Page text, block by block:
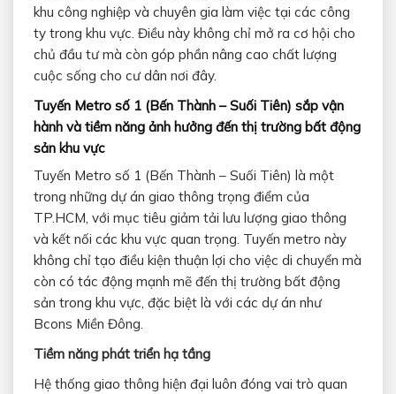
khu công nghiệp và chuyên gia làm việc tại các công
ty trong khu vực. Điều này không chỉ mở ra cơ hội cho
chủ đầu tư mà còn góp phần nâng cao chất lượng
cuộc sống cho cư dân nơi đây.
Tuyến Metro số 1 (Bến Thành – Suối Tiên) sắp vận
hành và tiềm năng ảnh hưởng đến thị trường bất động
sản khu vực
Tuyến Metro số 1 (Bến Thành – Suối Tiên) là một
trong những dự án giao thông trọng điểm của
TP.HCM, với mục tiêu giảm tải lưu lượng giao thông
và kết nối các khu vực quan trọng. Tuyến metro này
không chỉ tạo điều kiện thuận lợi cho việc di chuyển mà
còn có tác động mạnh mẽ đến thị trường bất động
sản trong khu vực, đặc biệt là với các dự án như
Bcons Miền Đông.
Tiềm năng phát triển hạ tầng
Hệ thống giao thông hiện đại luôn đóng vai trò quan